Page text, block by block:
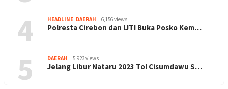
4 HEADLINE, DAERAH 6,156 views
Polresta Cirebon dan IJTI Buka Posko Kem…
5 DAERAH 5,923 views
Jelang Libur Nataru 2023 Tol Cisumdawu S…